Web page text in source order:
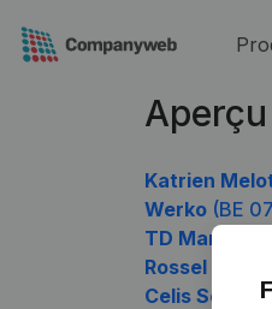
Katrien
Werko (BE
TD
Rossel Nadia
Celis Service